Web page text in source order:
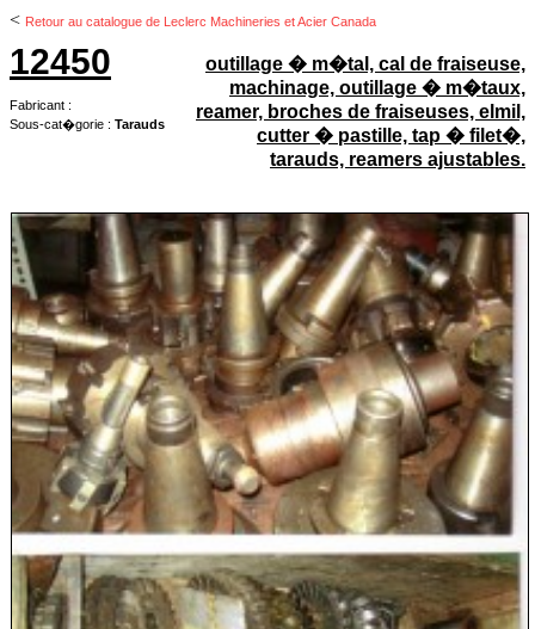
< Retour au catalogue de Leclerc Machineries et Acier Canada
12450
Fabricant :
Sous-cat�gorie : Tarauds
outillage � m�tal, cal de fraiseuse,
machinage, outillage � m�taux,
reamer, broches de fraiseuses, elmil,
cutter � pastille, tap � filet�,
tarauds, reamers ajustables.